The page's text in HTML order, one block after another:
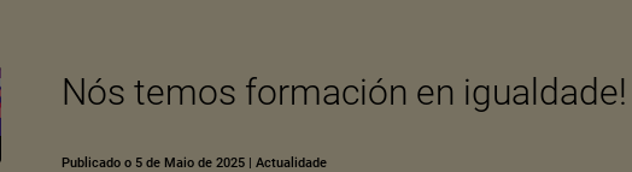
Nós temos formación en igualdade!
Publicado o 5 de Maio de 2025 | Actualidade